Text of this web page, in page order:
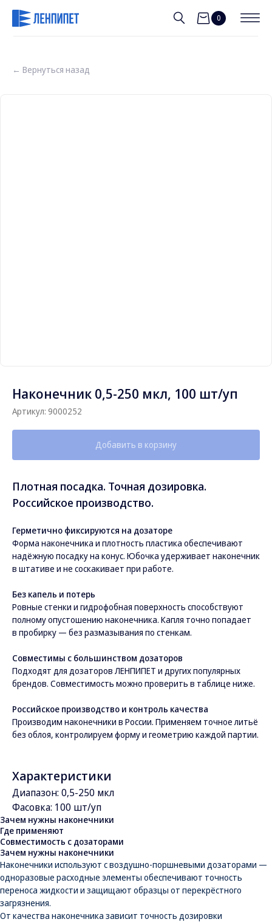
0
← Вернуться назад
Наконечник 0,5-250 мкл, 100 шт/уп
Артикул: 9000252
Добавить в корзину
Плотная посадка. Точная дозировка.
Российское производство.
Герметично фиксируются на дозаторе
Форма наконечника и плотность пластика обеспечивают
надёжную посадку на конус. Юбочка удерживает наконечник
в штативе и не соскакивает при работе.
Без капель и потерь
Ровные стенки и гидрофобная поверхность способствуют
полному опустошению наконечника. Капля точно попадает
в пробирку — без размазывания по стенкам.
Совместимы с большинством дозаторов
Подходят для дозаторов ЛЕНПИПЕТ и других популярных
брендов. Совместимость можно проверить в таблице ниже.
Российское производство и контроль качества
Производим наконечники в России. Применяем точное литьё
без облоя, контролируем форму и геометрию каждой партии.
Характеристики
Диапазон: 0,5-250 мкл
Фасовка: 100 шт/уп
Зачем нужны наконечники
Где применяют
Совместимость с дозаторами
Зачем нужны наконечники
Наконечники используют с воздушно-поршневыми дозаторами —
одноразовые расходные элементы обеспечивают точность
переноса жидкости и защищают образцы от перекрёстного
загрязнения.
От качества наконечника зависит точность дозировки